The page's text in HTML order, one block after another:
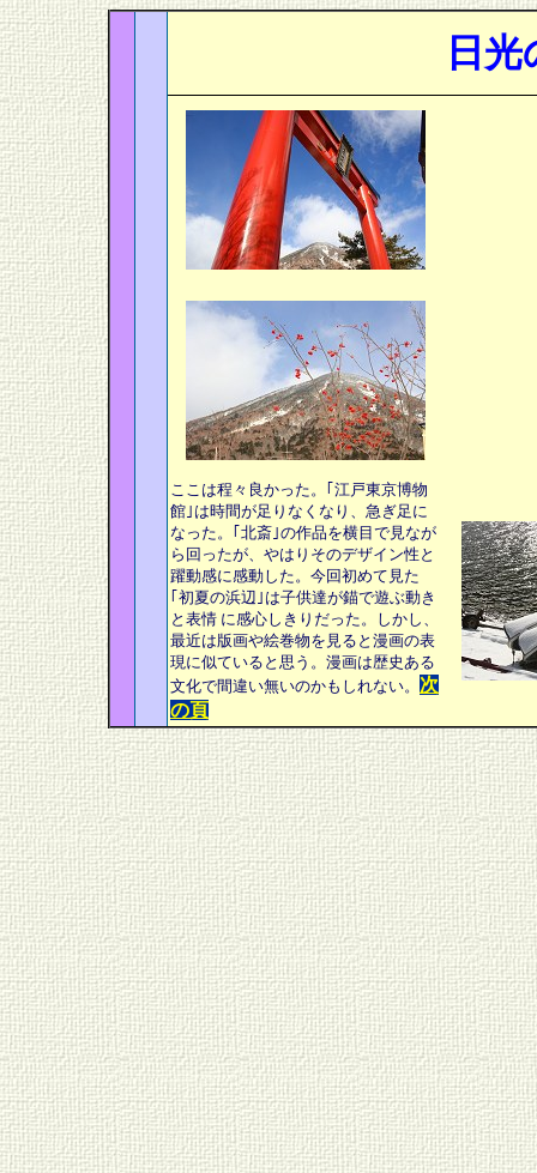
日
ここは程々良かった。｢江戸東京博物
館｣は時間が足りなくなり 、急ぎ足に
なった。｢北斎｣の作品を横目で見なが
ら回ったが、やはりそのデザイン性と
躍動感に感動した。今回初めて見た
｢初夏の浜辺｣は子供達が錨で遊ぶ動き
と表情 に感心しきりだった。しかし、
最近は版画や絵巻物を見ると漫画の表
現に似ていると思う。漫画は歴史ある
文化で間違い無いのかもしれない。 次
の頁